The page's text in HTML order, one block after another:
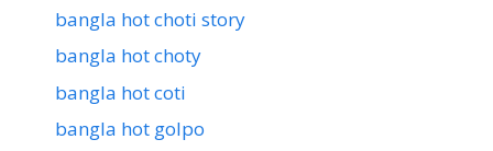
bangla hot choti story
bangla hot choty
bangla hot coti
bangla hot golpo